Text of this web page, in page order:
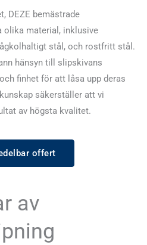
DEZE bemästrade
olika material, inklusive
stål, och rostfritt stål.
hänsyn till slipskivans
finhet för att låsa upp deras
säkerställer att vi
av högsta kvalitet.
offert
av